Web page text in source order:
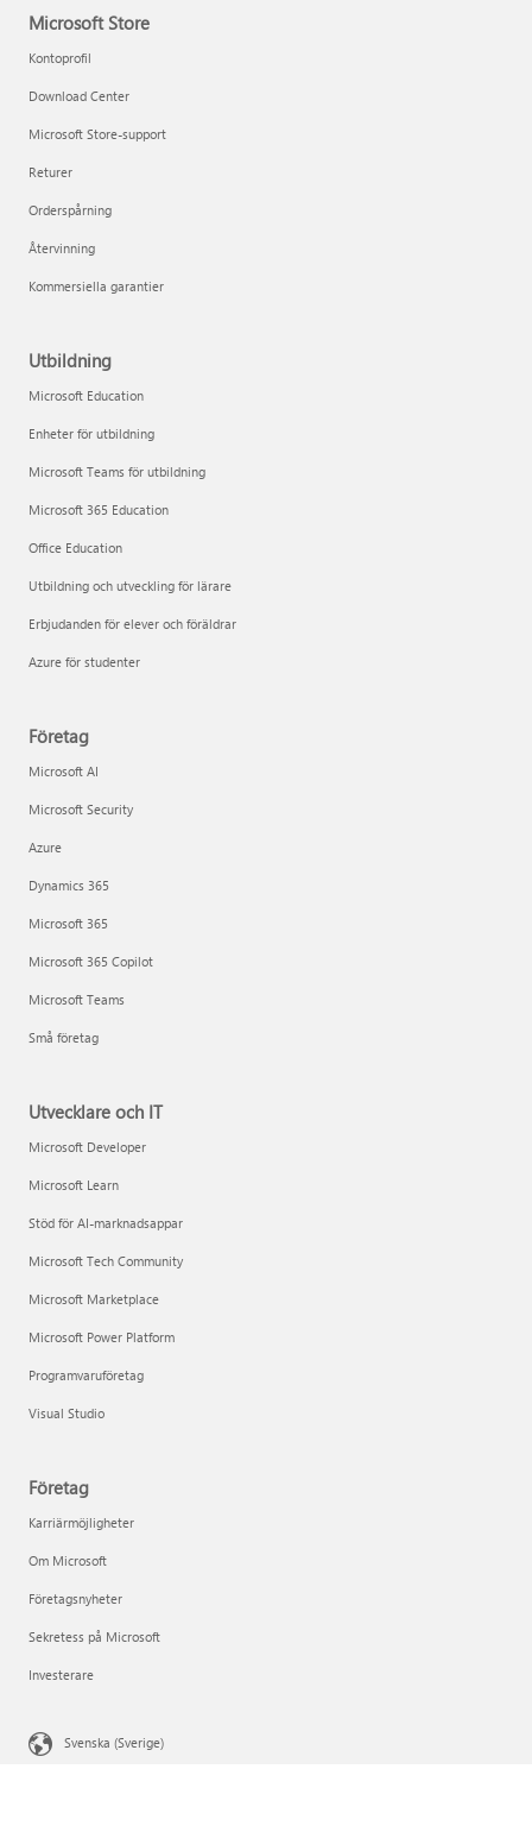
Microsoft Store
Kontoprofil
Download Center
Microsoft Store-support
Returer
Orderspårning
Återvinning
Kommersiella garantier
Utbildning
Microsoft Education
Enheter för utbildning
Microsoft Teams för utbildning
Microsoft 365 Education
Office Education
Utbildning och utveckling för lärare
Erbjudanden för elever och föräldrar
Azure för studenter
Företag
Microsoft AI
Microsoft Security
Azure
Dynamics 365
Microsoft 365
Microsoft 365 Copilot
Microsoft Teams
Små företag
Utvecklare och IT
Microsoft Developer
Microsoft Learn
Stöd för AI-marknadsappar
Microsoft Tech Community
Microsoft Marketplace
Microsoft Power Platform
Programvaruföretag
Visual Studio
Företag
Karriärmöjligheter
Om Microsoft
Företagsnyheter
Sekretess på Microsoft
Investerare
Svenska (Sverige)